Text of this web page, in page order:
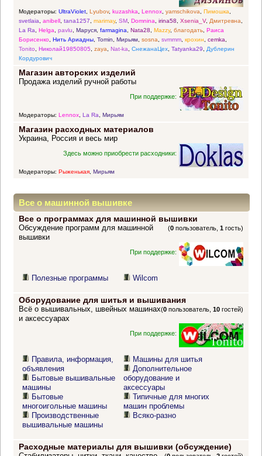
Модераторы: UltraViolet, Lyubov, kuzashka, Lennox, yamschikova, Пимошка,
svetlaia, anibell, tana1257, marimay, SM, Domnina, irina58, Xsenia_V, Дмитревна,
La Ra, Helga, pavlu, Маруся, farmagina, Nata28, Mazzy, благодать, Раиса
Борисенко, Нить Ариадны, Tomin, Мирьям, sosna, svmmm, крохин, cemka,
Tonito, Николай19850805, zaya, Nat-ka, СнежанаЦех, Tatyanka29, Дублерин
Кордурович
Магазин авторских изделий
Продажа изделий ручной работы
При поддержке:
Модераторы: Lennox, La Ra, Мирьям
Магазин расходных материалов
Украина, Россия и весь мир
Здесь можно приобрести расходники:
Модераторы: Рыженькая, Мирьям
Все о машинной вышивке
Все о программах для машинной вышивки
(0 пользователь,1 гость)
Обсуждение программ для машинной
вышивки
При поддержке:
Полезные программы Wilcom
Оборудование для шитья и вышивания
(0 пользователь,10 гостей)
Всё о вышивальных, швейных машинах
и аксессуарах
При поддержке:
Правила, информация,
объявления
Бытовые вышивальные
машины
Бытовые
многоигольные машины
Производственные
вышивальные машины
Машины для шитья
Дополнительное
оборудование и
аксессуары
Типичные для многих
машин проблемы
Всяко-разно
Расходные материалы для вышивки (обсуждение)